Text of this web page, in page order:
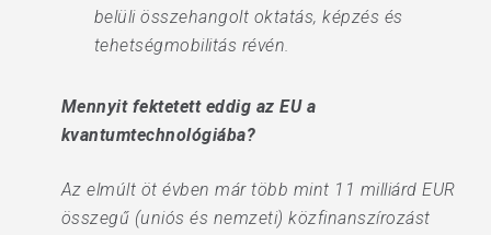
belüli összehangolt oktatás, képzés és
tehetségmobilitás révén.
Mennyit fektetett eddig az EU a
kvantumtechnológiába?
Az elmúlt öt évben már több mint 11 milliárd EUR
összegű (uniós és nemzeti) közfinanszírozást